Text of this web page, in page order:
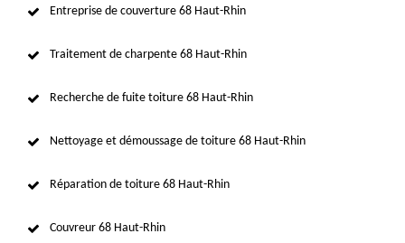
Entreprise de couverture 68 Haut-Rhin
Traitement de charpente 68 Haut-Rhin
Recherche de fuite toiture 68 Haut-Rhin
Nettoyage et démoussage de toiture 68 Haut-Rhin
Réparation de toiture 68 Haut-Rhin
Couvreur 68 Haut-Rhin